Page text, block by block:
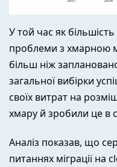
У той час як
проблеми з хмарною
більш ніж
загальної вибірки
своїх витрат на
хмару й зробили це в
Аналіз показав, що
питаннях міграції на